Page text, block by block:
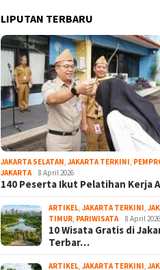
LIPUTAN TERBARU
JAKARTA SELATAN ,JAKARTA TERKINI
JAKARTA
8 April 2026
140 Peserta Ikut Pelatihan Kerja
ARTIKEL ,JAKARTA TERKINI ,
TIMUR PARIWISATA 8 April 2026
10 Wisata Gratis di
Terbar…
ARTIKEL ,JAKARTA TERKINI ,